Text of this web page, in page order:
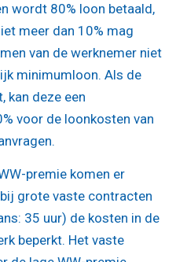
wordt 80% loon betaald,
meer dan 10% mag
van de werknemer niet
minimumloon. Als de
kan deze een
voor de loonkosten van
premie komen er
grote vaste contracten
35 uur) de kosten in de
beperkt. Het vaste